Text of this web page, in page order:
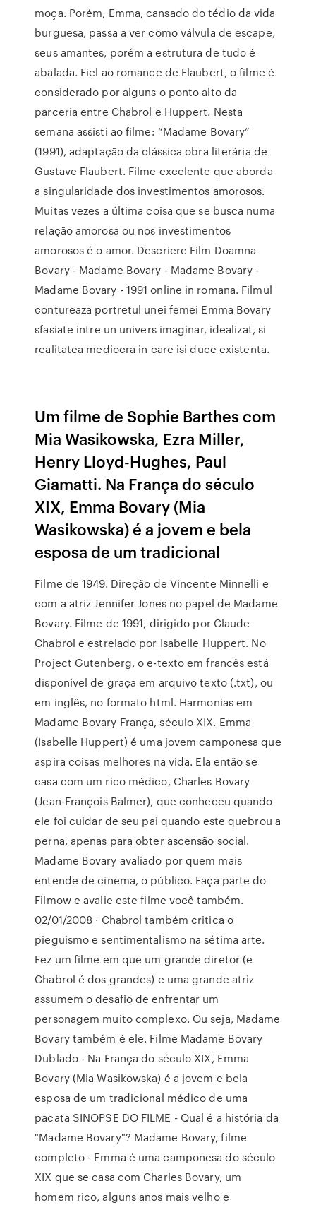
moça. Porém, Emma, cansado do tédio da vida
burguesa, passa a ver como válvula de escape,
seus amantes, porém a estrutura de tudo é
abalada. Fiel ao romance de Flaubert, o filme é
considerado por alguns o ponto alto da
parceria entre Chabrol e Huppert. Nesta
semana assisti ao filme: “Madame Bovary”
(1991), adaptação da clássica obra literária de
Gustave Flaubert. Filme excelente que aborda
a singularidade dos investimentos amorosos.
Muitas vezes a última coisa que se busca numa
relação amorosa ou nos investimentos
amorosos é o amor. Descriere Film Doamna
Bovary - Madame Bovary - Madame Bovary -
Madame Bovary - 1991 online in romana. Filmul
contureaza portretul unei femei Emma Bovary
sfasiate intre un univers imaginar, idealizat, si
realitatea mediocra in care isi duce existenta.
Um filme de Sophie Barthes com
Mia Wasikowska, Ezra Miller,
Henry Lloyd-Hughes, Paul
Giamatti. Na França do século
XIX, Emma Bovary (Mia
Wasikowska) é a jovem e bela
esposa de um tradicional
Filme de 1949. Direção de Vincente Minnelli e
com a atriz Jennifer Jones no papel de Madame
Bovary. Filme de 1991, dirigido por Claude
Chabrol e estrelado por Isabelle Huppert. No
Project Gutenberg, o e-texto em francês está
disponível de graça em arquivo texto (.txt), ou
em inglês, no formato html. Harmonias em
Madame Bovary França, século XIX. Emma
(Isabelle Huppert) é uma jovem camponesa que
aspira coisas melhores na vida. Ela então se
casa com um rico médico, Charles Bovary
(Jean-François Balmer), que conheceu quando
ele foi cuidar de seu pai quando este quebrou a
perna, apenas para obter ascensão social.
Madame Bovary avaliado por quem mais
entende de cinema, o público. Faça parte do
Filmow e avalie este filme você também.
02/01/2008 · Chabrol também critica o
pieguismo e sentimentalismo na sétima arte.
Fez um filme em que um grande diretor (e
Chabrol é dos grandes) e uma grande atriz
assumem o desafio de enfrentar um
personagem muito complexo. Ou seja, Madame
Bovary também é ele. Filme Madame Bovary
Dublado - Na França do século XIX, Emma
Bovary (Mia Wasikowska) é a jovem e bela
esposa de um tradicional médico de uma
pacata SINOPSE DO FILME - Qual é a história da
"Madame Bovary"? Madame Bovary, filme
completo - Emma é uma camponesa do século
XIX que se casa com Charles Bovary, um
homem rico, alguns anos mais velho e